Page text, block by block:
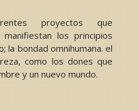
proyectos que
los principios
la bondad omnihumana. el
como los dones que
y un nuevo mundo.